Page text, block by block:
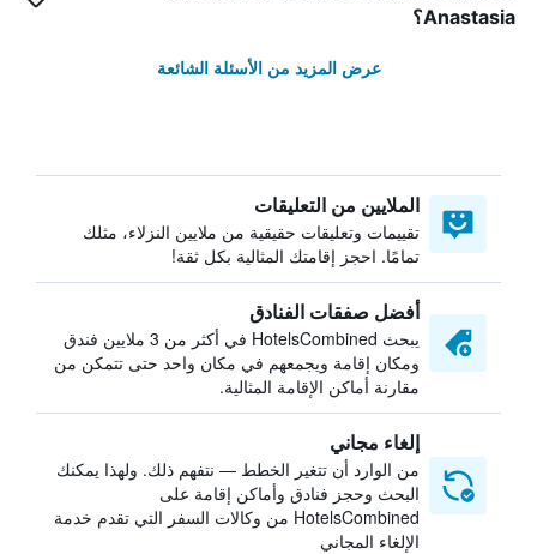
Anastasia؟
عرض المزيد من الأسئلة الشائعة
الملايين من التعليقات
تقييمات وتعليقات حقيقية من ملايين النزلاء، مثلك
تمامًا. احجز إقامتك المثالية بكل ثقة!
أفضل صفقات الفنادق
يبحث HotelsCombined في أكثر من 3 ملايين فندق
ومكان إقامة ويجمعهم في مكان واحد حتى تتمكن من
مقارنة أماكن الإقامة المثالية.
إلغاء مجاني
من الوارد أن تتغير الخطط — نتفهم ذلك. ولهذا يمكنك
البحث وحجز فنادق وأماكن إقامة على
HotelsCombined من وكالات السفر التي تقدم خدمة
الإلغاء المجاني